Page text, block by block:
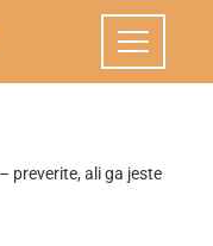
preverite, ali ga jeste